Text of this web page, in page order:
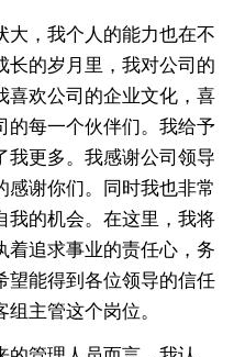
，我个人的能力也在不
长的岁月里，我对公司的
喜欢公司的企业文化，喜
的每一个伙伴们。我给予
我更多。我感谢公司领导
感谢你们。同时我也非常
我的机会。在这里，我将
着追求事业的责任心，务
望能得到各位领导的信任
主管这个岗位。